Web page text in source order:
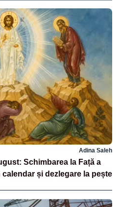
Adina Saleh
Schimbarea la Față a
și dezlegare la pește